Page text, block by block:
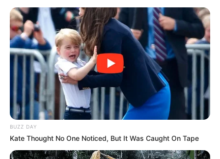
A belügyminiszter külön kiemelte, hogy Szöllősi
Tamás rendőr zászlós mindössze 34 éves volt. A
közleményben úgy fogalmazott, hogy a zászlós
“esküjéhez híven, a magyar állampolgárok
biztonságáért végzett mindennapi munkája során
BUZZ DAY
Kate Thought No One Noticed, But It Was Caught On Tape